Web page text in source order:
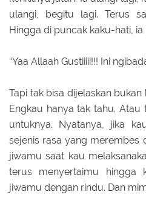
ulangi, begitu lagi. Terus
Hingga di puncak kaku-hati, ia
“Yaa Allaah Gustiiiii!!! Ini
Tapi tak bisa dijelaskan
Engkau hanya tak tahu. Atau
untuknya. Nyatanya, jika
sejenis rasa yang merembes
jiwamu saat kau
terus menyertaimu hingga
jiwamu dengan rindu. Dan